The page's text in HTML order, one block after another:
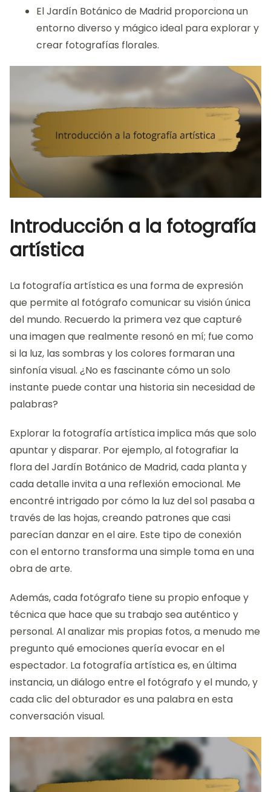
El Jardín Botánico de Madrid proporciona un
entorno diverso y mágico ideal para explorar y
crear fotografías florales.
Introducción a la fotografía
artística
La fotografía artística es una forma de expresión
que permite al fotógrafo comunicar su visión única
del mundo. Recuerdo la primera vez que capturé
una imagen que realmente resonó en mí; fue como
si la luz, las sombras y los colores formaran una
sinfonía visual. ¿No es fascinante cómo un solo
instante puede contar una historia sin necesidad de
palabras?
Explorar la fotografía artística implica más que solo
apuntar y disparar. Por ejemplo, al fotografiar la
flora del Jardín Botánico de Madrid, cada planta y
cada detalle invita a una reflexión emocional. Me
encontré intrigado por cómo la luz del sol pasaba a
través de las hojas, creando patrones que casi
parecían danzar en el aire. Este tipo de conexión
con el entorno transforma una simple toma en una
obra de arte.
Además, cada fotógrafo tiene su propio enfoque y
técnica que hace que su trabajo sea auténtico y
personal. Al analizar mis propias fotos, a menudo me
pregunto qué emociones quería evocar en el
espectador. La fotografía artística es, en última
instancia, un diálogo entre el fotógrafo y el mundo, y
cada clic del obturador es una palabra en esta
conversación visual.